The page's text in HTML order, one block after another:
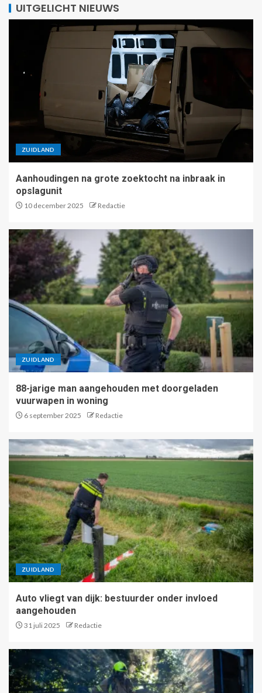
88-jarige man aangehouden
met doorgeladen vuurwapen
in woning
3
Auto vliegt van dijk:
bestuurder onder invloed
aangehouden
papiercontainer
5
Fietser zwaargewond na
aanrijding met vuilniswagen
1
Aanhoudingen na grote
zoektocht na inbraak in
opslagunit
UITGELICHT NIEUWS
ZUIDLAND
Aanhoudingen na grote zoektocht na inbraak in
opslagunit
10 december 2025 Redactie
ZUIDLAND
88-jarige man aangehouden met doorgeladen
vuurwapen in woning
6 september 2025 Redactie
ZUIDLAND
Auto vliegt van dijk: bestuurder onder invloed
aangehouden
31 juli 2025 Redactie